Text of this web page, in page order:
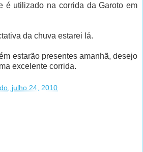
é utilizado na corrida da Garoto em
da chuva estarei lá.
estarão presentes amanhã, desejo
excelente corrida.
julho 24, 2010